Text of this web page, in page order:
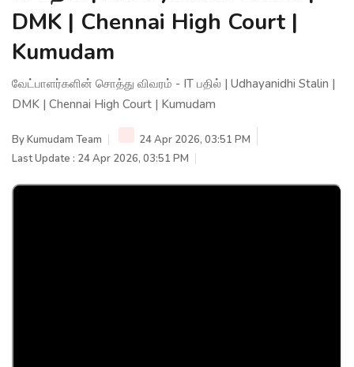
DMK | Chennai High Court |
Kumudam
வேட்பாளர்களின் சொத்து விவரம் - IT பதில் | Udhayanidhi Stalin |
DMK | Chennai High Court | Kumudam
ByKumudam Team
24 Apr 2026, 03:51 PM
Last Update : 24 Apr 2026, 03:51 PM